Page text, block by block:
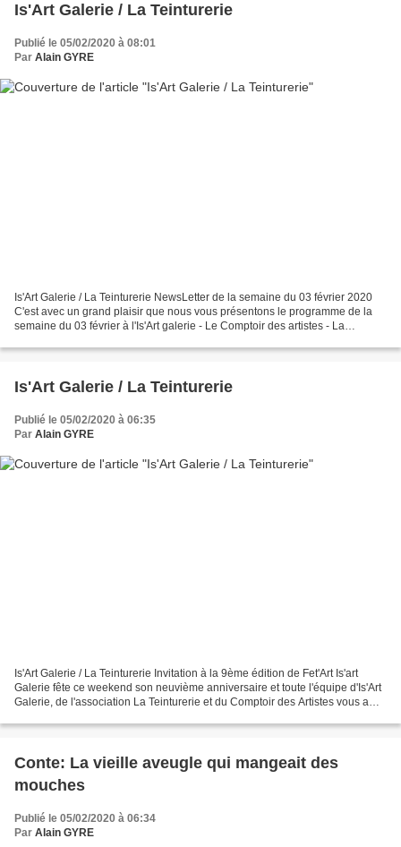
Is'Art Galerie / La Teinturerie
Publié le 05/02/2020 à 08:01
Par Alain GYRE
Is'Art Galerie / La Teinturerie NewsLetter de la semaine du 03 février 2020
C'est avec un grand plaisir que nous vous présentons le programme de la
semaine du 03 février à l'Is'Art galerie - Le Comptoir des artistes - La
Is'Art Galerie / La Teinturerie
Publié le 05/02/2020 à 06:35
Par Alain GYRE
Is'Art Galerie / La Teinturerie Invitation à la 9ème édition de Fet'Art Is'art
Galerie fête ce weekend son neuvième anniversaire et toute l'équipe d'Is'Art
Galerie, de l'association La Teinturerie et du Comptoir des Artistes vous a
Conte: La vieille aveugle qui mangeait des
mouches
Publié le 05/02/2020 à 06:34
Par Alain GYRE